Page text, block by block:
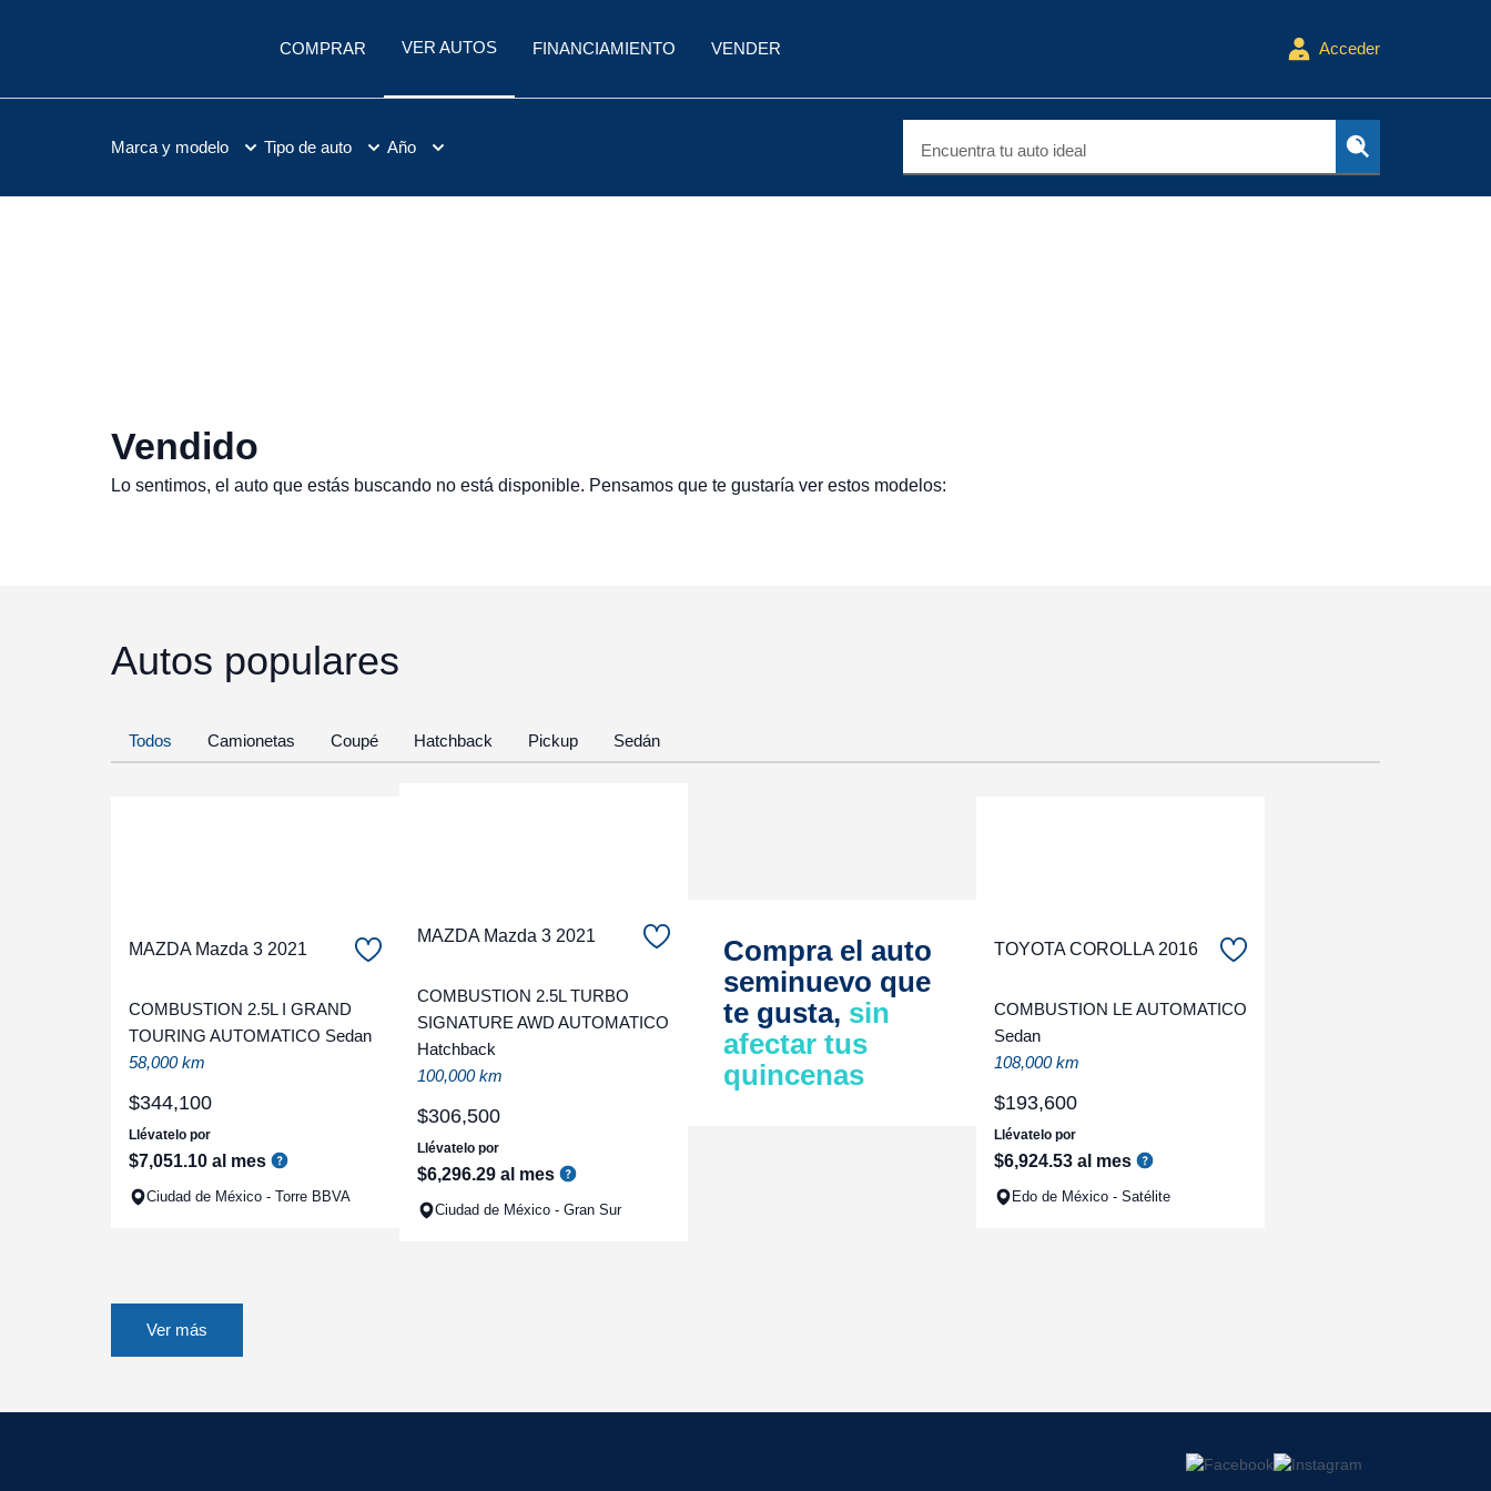
COMPRAR VER AUTOS FINANCIAMIENTO VENDER Acceder
Marca y modelo Tipo de auto Año Encuentra tu auto ideal
Vendido
Lo sentimos, el auto que estás buscando no está disponible. Pensamos que te gustaría ver estos modelos:
Autos populares
Todos Camionetas Coupé Hatchback Pickup Sedán
MAZDA Mazda 3 2021
COMBUSTION 2.5L I GRAND
TOURING AUTOMATICO Sedan
58,000 km
$344,100
Llévatelo por
$7,051.10 al mes
Ciudad de México - Torre BBVA
MAZDA Mazda 3 2021
COMBUSTION 2.5L TURBO
SIGNATURE AWD AUTOMATICO
Hatchback
100,000 km
$306,500
Llévatelo por
$6,296.29 al mes
Ciudad de México - Gran Sur
Compra el auto
seminuevo que
te gusta, sin
afectar tus
quincenas
TOYOTA COROLLA 2016
COMBUSTION LE AUTOMATICO
Sedan
108,000 km
$193,600
Llévatelo por
$6,924.53 al mes
Edo de México - Satélite
Ver más